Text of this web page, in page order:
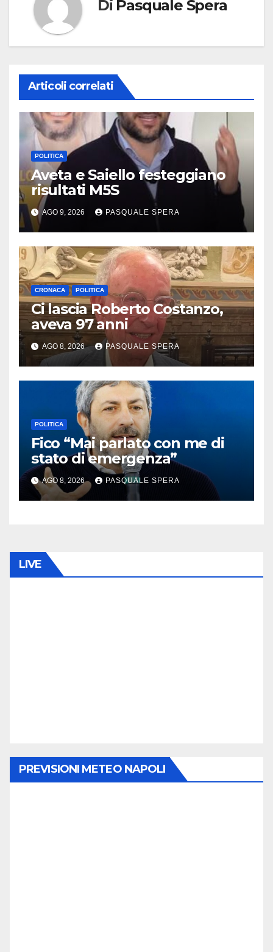
Di Pasquale Spera
Articoli correlati
POLITICA
Aveta e Saiello festeggiano
risultati M5S
AGO 9, 2026 PASQUALE SPERA
CRONACA POLITICA
Ci lascia Roberto Costanzo,
aveva 97 anni
AGO 8, 2026 PASQUALE SPERA
POLITICA
Fico “Mai parlato con me di
stato di emergenza”
AGO 8, 2026 PASQUALE SPERA
LIVE
PREVISIONI METEO NAPOLI